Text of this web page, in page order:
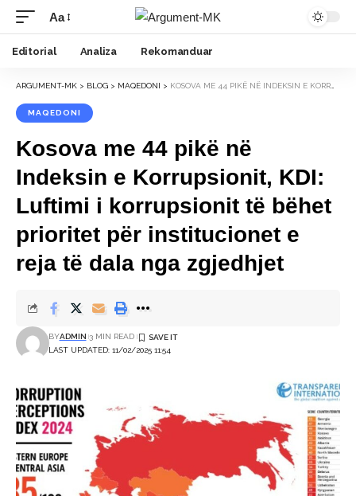
Font
Resizer
Aa
Editorial Analiza Rekomanduar
ARGUMENT-MK > BLOG > MAQEDONI > KOSOVA ME 44 PIKË NË INDEKSIN E KORRUPSIONIT, KDI: LUFTIMI I KORRUPSIONIT TË BËHET PRIORITET PËR INSTITUCIONET E REJA TË DALA NGA ZGJEDHJET
MAQEDONI
Kosova me 44 pikë në
Indeksin e Korrupsionit, KDI:
Luftimi i korrupsionit të bëhet
prioritet për institucionet e
reja të dala nga zgjedhjet
LAST UPDATED: 11/02/2025 11:54
BYADMIN 3 MIN READ